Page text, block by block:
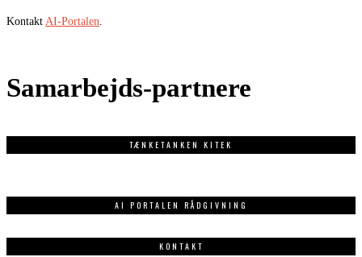
Kontakt AI-Portalen
Samarbejds-partnere
TÆNKETANKEN KITEK
AI PORTALEN RÅDGIVNING
KONTAKT